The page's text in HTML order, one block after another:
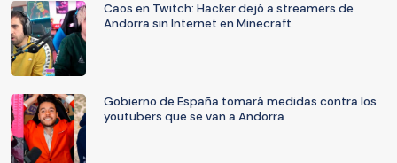
Caos en Twitch: Hacker dejó a streamers de
Andorra sin Internet en Minecraft
Gobierno de España tomará medidas contra los
youtubers que se van a Andorra